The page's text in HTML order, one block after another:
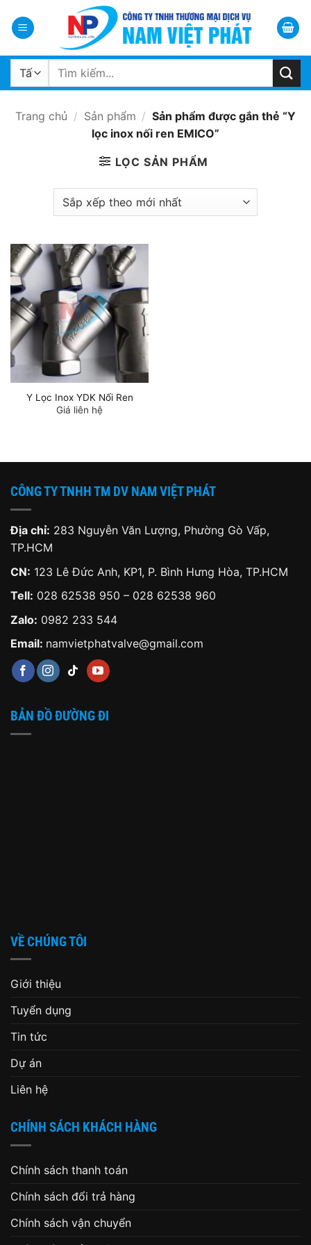
qua
dung
Tìm
Trang chủ / Sản phẩm / Sản phẩm được gắn thẻ “Y
lọc inox nối ren EMICO”
LỌC SẢN PHẨM
Y Lọc Inox YDK Nối Ren
Giá liên hệ
CÔNG TY TNHH TM DV NAM VIỆT PHÁT
Địa chỉ: 283 Nguyễn Văn Lượng, Phường Gò Vấp,
TP.HCM
CN: 123 Lê Đức Anh, KP1, P. Bình Hưng Hòa, TP.HCM
Tell: 028 62538 950 – 028 62538 960
Zalo: 0982 233 544
Email: namvietphatvalve@gmail.com
BẢN ĐỒ ĐƯỜNG ĐI
VỀ CHÚNG TÔI
Giới thiệu
Tuyển dụng
Tin tức
Dự án
Liên hệ
CHÍNH SÁCH KHÁCH HÀNG
Chính sách thanh toán
Chính sách đổi trả hàng
Chính sách vận chuyển